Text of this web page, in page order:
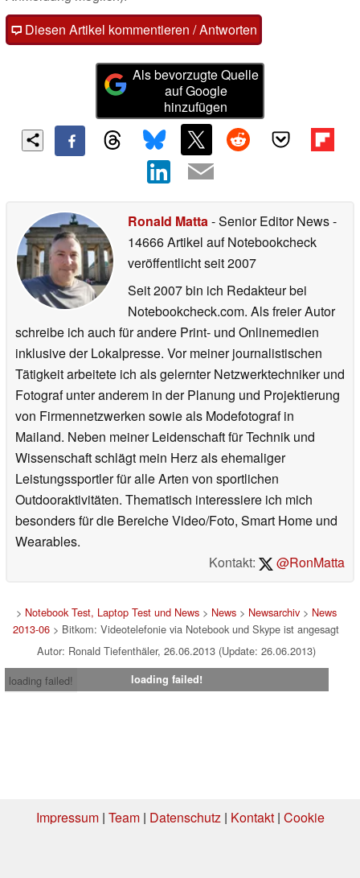
Diesen Artikel kommentieren / Antworten
Als bevorzugte Quelle
auf Google
hinzufügen
Ronald Matta- Senior Editor News-
14666 Artikel auf Notebookcheck
veröffentlichtseit 2007
Seit 2007 bin ich Redakteur bei
Notebookcheck.com. Als freier Autor
schreibe ich auch für andere Print- und Onlinemedien
inklusive der Lokalpresse. Vor meiner journalistischen
Tätigkeit arbeitete ich als gelernter Netzwerktechniker und
Fotograf unter anderem in der Planung und Projektierung
von Firmennetzwerken sowie als Modefotograf in
Mailand. Neben meiner Leidenschaft für Technik und
Wissenschaft schlägt mein Herz als ehemaliger
Leistungssportler für alle Arten von sportlichen
Outdooraktivitäten. Thematisch interessiere ich mich
besonders für die Bereiche Video/Foto, Smart Home und
Wearables.
Kontakt:
@RonMatta
> Notebook Test, Laptop Test und News> News> Newsarchiv> News
2013-06 > Bitkom: Videotelefonie via Notebook und Skype ist angesagt
Autor: Ronald Tiefenthäler, 26.06.2013 (Update: 26.06.2013)
loading failed!
loading failed!
Impressum| Team| Datenschutz| Kontakt| Cookie